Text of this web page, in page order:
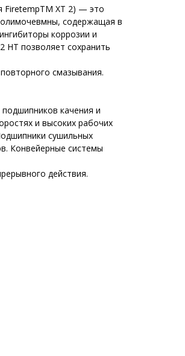
FiretempTM XT 2) — это
содержащая в
коррозии и
HT позволяет сохранить
смазывания.
качения и
и высоких рабочих
сушильных
Конвейерные системы
действия.